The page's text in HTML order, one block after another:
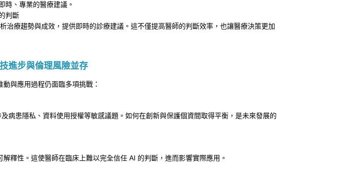
時、專業的醫療建議。
判斷
治療趨勢與成效，提供即時的診療建議。這不僅提高醫師的判斷效率，也讓醫療決策更加
進步與倫理風險並存
與應用過程仍面臨多項挑戰：
病患隱私、資料使用授權等敏感議題。如何在創新與保護個資間取得平衡，是未來發展的
釋性。這使醫師在臨床上難以完全信任 AI 的判斷，進而影響實際應用。